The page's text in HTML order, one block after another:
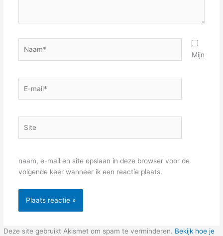
mail*
Mijn
naam, e-mail en site opslaan in deze browser voor de
volgende keer wanneer ik een reactie plaats.
Deze site gebruikt Akismet om spam te verminderen. Bekijk hoe je